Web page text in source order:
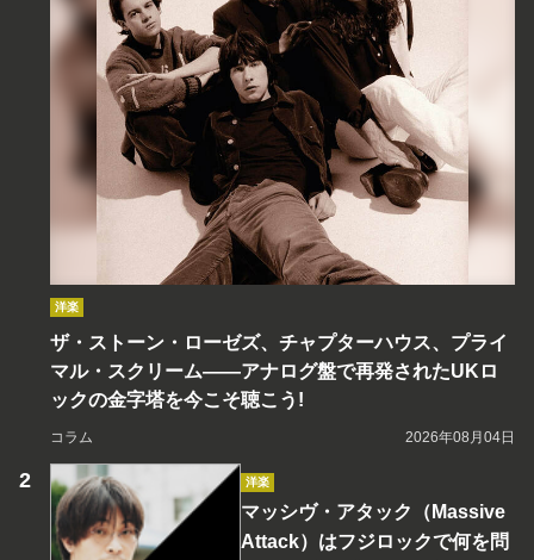
洋楽
ザ・ストーン・ローゼズ、チャプターハウス、プライ
マル・スクリーム――アナログ盤で再発されたUKロ
ックの金字塔を今こそ聴こう!
コラム 2026年08月04日
洋楽
マッシヴ・アタック（Massive
Attack）はフジロックで何を問